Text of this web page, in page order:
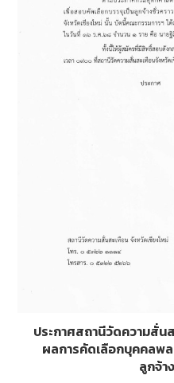
ประกาศสถานีวัดความสั่น
ผลการคัดเลือกบุคคลพ
ลูกจ้า